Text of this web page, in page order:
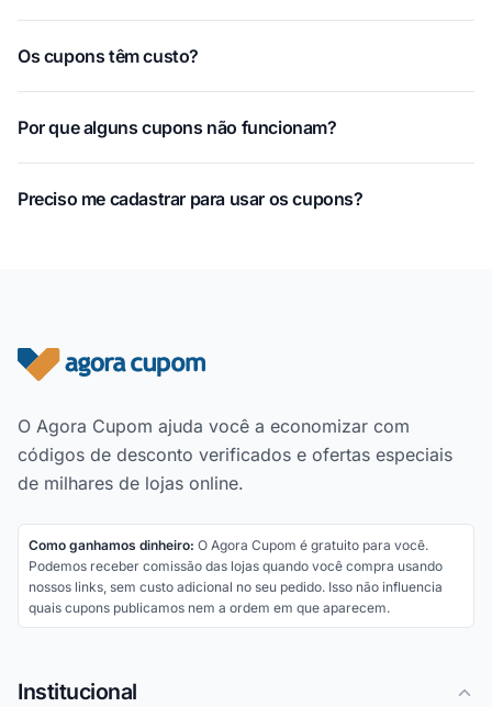
Os cupons têm custo?
Por que alguns cupons não funcionam?
Preciso me cadastrar para usar os cupons?
Rodapé do site
O Agora Cupom ajuda você a economizar com
códigos de desconto verificados e ofertas especiais
de milhares de lojas online.
Como ganhamos dinheiro: O Agora Cupom é gratuito para você.
Podemos receber comissão das lojas quando você compra usando
nossos links, sem custo adicional no seu pedido. Isso não influencia
quais cupons publicamos nem a ordem em que aparecem.
Institucional